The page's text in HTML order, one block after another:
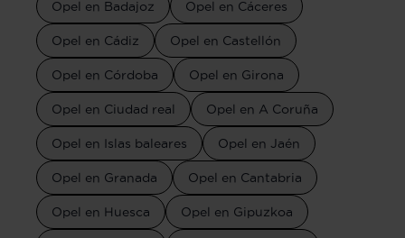
Opel en Badajoz Opel en Cáceres
Opel en Cádiz Opel en Castellón
Opel en Córdoba Opel en Girona
Opel en Ciudad real Opel en A Coruña
Opel en Islas baleares Opel en Jaén
Opel en Granada Opel en Cantabria
Opel en Huesca Opel en Gipuzkoa